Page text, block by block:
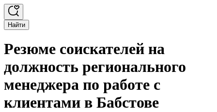
Найти
Резюме соискателей на
должность регионального
менеджера по работе с
клиентами в Бабстове